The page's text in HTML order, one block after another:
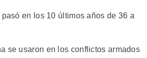
en los 10 últimos años de 36 a
se usaron en los conflictos armados